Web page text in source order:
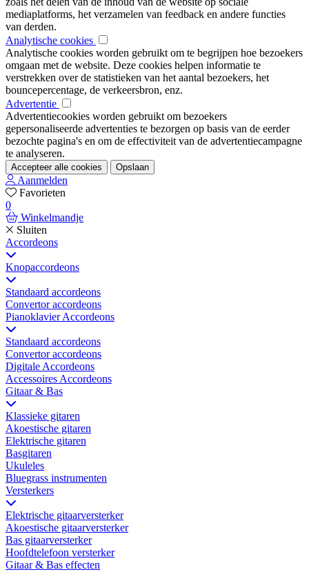
mediaplatforms, het verzamelen van feedback en andere functies
van derden.
Analytische cookies
Analytische cookies worden gebruikt om te begrijpen hoe bezoekers
omgaan met de website. Deze cookies helpen informatie te
verstrekken over de statistieken van het aantal bezoekers, het
bouncepercentage, de verkeersbron, enz.
Advertentie
Advertentiecookies worden gebruikt om bezoekers
gepersonaliseerde advertenties te bezorgen op basis van de eerder
bezochte pagina's en om de effectiviteit van de advertentiecampagne
te analyseren.
Accepteer alle cookies Opslaan
Aanmelden
Favorieten
0
Winkelmandje
Sluiten
Accordeons
Knopaccordeons
Standaard accordeons
Convertor accordeons
Pianoklavier Accordeons
Standaard accordeons
Convertor accordeons
Digitale Accordeons
Accessoires Accordeons
Gitaar & Bas
Klassieke gitaren
Akoestische gitaren
Elektrische gitaren
Basgitaren
Ukuleles
Bluegrass instrumenten
Versterkers
Elektrische gitaarversterker
Akoestische gitaarversterker
Bas gitaarversterker
Hoofdtelefoon versterker
Gitaar & Bas effecten